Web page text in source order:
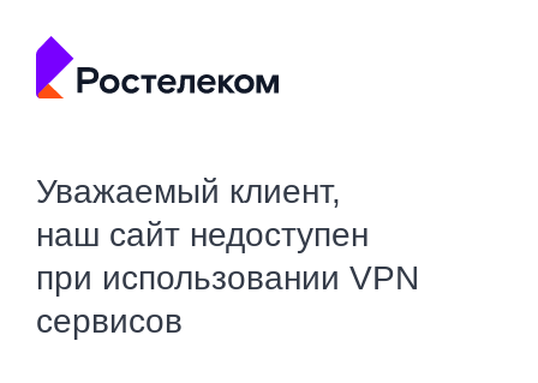
Уважаемый клиент,
наш сайт недоступен
при использовании VPN
сервисов